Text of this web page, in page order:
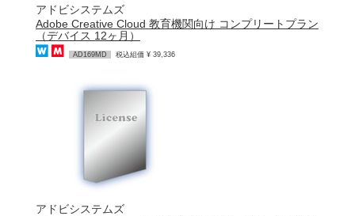
アドビシステムズ
Adobe Creative Cloud 教育機関向け コンプリートプラン
（デバイス 12ヶ月）
AD169MD 税込組価 ¥ 39,336
アドビシステムズ